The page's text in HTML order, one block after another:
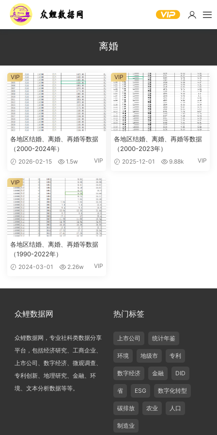
离婚
各地区结婚、离婚、再婚等数据
（2000-2024年）
2026-02-15 1.5w VIP
VIP
各地区结婚、离婚、再婚等数据
（2000-2023年）
2025-12-01 9.88k VIP
VIP
各地区结婚、离婚、再婚等数据
（1990-2022年）
2024-03-01 2.26w VIP
VIP
众鲤数据网
众鲤数据网，专业社科类数据分享
平台，包括经济研究、工商企业、
上市公司、数字经济、微观调查、
专利创新、地理研究、金融、环
境、文本分析数据等等。
热门标签
上市公司 统计年鉴
环境 地级市 专利
数字经济 金融 DID
省 ESG 数字化转型
碳排放 农业 人口
制造业